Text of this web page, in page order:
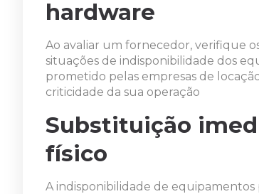
hardware
Ao avaliar um fornecedor, verifique
situações de indisponibilidade dos
prometido pelas empresas de
criticidade da sua operação
Substituição
físico
A indisponibilidade de